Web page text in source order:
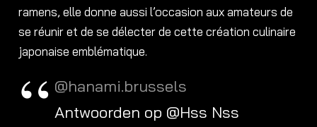
ramens, elle donne aussi l’occasion aux amateurs de
se réunir et de se délecter de cette création culinaire
japonaise emblématique.
@hanami.brussels
Antwoorden op @Hss Nss